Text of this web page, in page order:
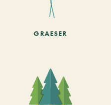
GRAESER